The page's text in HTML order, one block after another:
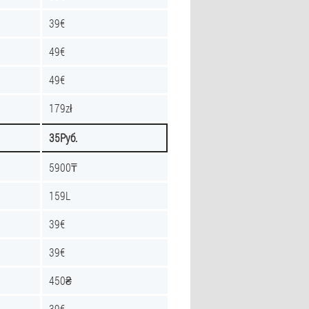
39€
49€
49€
179zł
35Руб.
5900₸
159L
39€
39€
450₴